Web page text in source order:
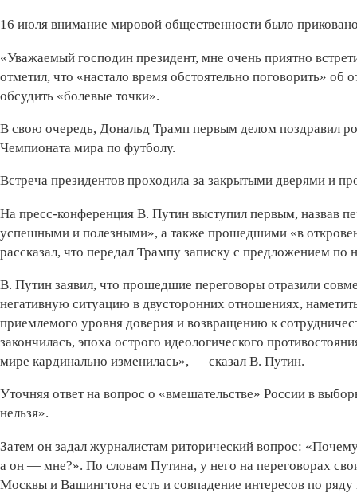
16 июля внимание мировой общественности было
«Уважаемый господин президент, мне очень приятно
отметил, что «настало время обстоятельно поговорить»
обсудить «болевые точки».
В свою очередь, Дональд Трамп первым делом поздравил
Чемпионата мира по футболу.
Встреча президентов проходила за закрытыми дверями и
На пресс-конференция В. Путин выступил первым, назвав
успешными и полезными», а также прошедшими «в
рассказал, что передал Трампу записку с предложением
В. Путин заявил, что прошедшие переговоры отразили
негативную ситуацию в двусторонних отношениях,
приемлемого уровня доверия и возвращению к
закончилась, эпоха острого идеологического
мире кардинально изменилась», — сказал В. Путин.
Уточняя ответ на вопрос о «вмешательстве» России в
нельзя».
Затем он задал журналистам риторический вопрос:
а он — мне?». По словам Путина, у него на переговорах
Москвы и Вашингтона есть и совпадение интересов по ряду